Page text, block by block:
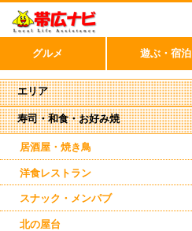
寿司・和食・お好み焼
居酒屋・焼き鳥
洋食レストラン
スナック・メンパブ
北の屋台
エリア
帯広市
駅周辺
駅近郊
東帯広
西帯広
南帯広
幕別
清水
上士幌
グルメ 遊ぶ・宿泊